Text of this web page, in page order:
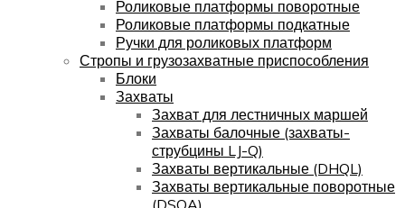
Роликовые платформы поворотные
Роликовые платформы подкатные
Ручки для роликовых платформ
Стропы и грузозахватные приспособления
Блоки
Захваты
Захват для лестничных маршей
Захваты балочные (захваты-
струбцины LJ-Q)
Захваты вертикальные (DHQL)
Захваты вертикальные поворотные
(DSQA)